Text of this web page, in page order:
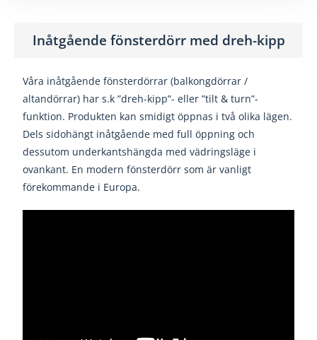
Inåtgående fönsterdörr med dreh-kipp
Våra inåtgående fönsterdörrar (balkongdörrar /
altandörrar) har s.k ”dreh-kipp”- eller ”tilt & turn”-
funktion. Produkten kan smidigt öppnas i två olika lägen.
Dels sidohängt inåtgående med full öppning och
dessutom underkantshängda med vädringsläge i
ovankant. En modern fönsterdörr som är vanligt
förekommande i Europa.